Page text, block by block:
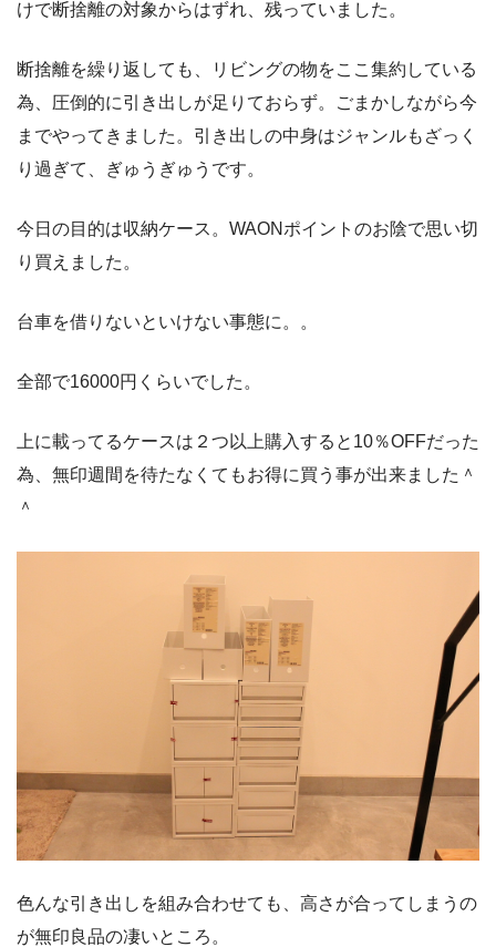
けで断捨離の対象からはずれ、残っていました。
断捨離を繰り返しても、リビングの物をここ集約している
為、圧倒的に引き出しが足りておらず。ごまかしながら今
までやってきました。引き出しの中身はジャンルもざっく
り過ぎて、ぎゅうぎゅうです。
今日の目的は収納ケース。WAONポイントのお陰で思い切
り買えました。
台車を借りないといけない事態に。。
全部で16000円くらいでした。
上に載ってるケースは２つ以上購入すると10％OFFだった
為、無印週間を待たなくてもお得に買う事が出来ました＾
＾
色んな引き出しを組み合わせても、高さが合ってしまうの
が無印良品の凄いところ。